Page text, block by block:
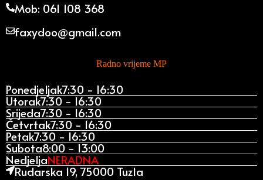
Mob: 061 108 368
faxydoo@gmail.com
Radno vrijeme MP
Ponedjeljak7:30 - 16:30
Utorak7:30 - 16:30
Srijeda7:30 - 16:30
Četvrtak7:30 - 16:30
Petak7:30 - 16:30
Subota8:00 - 13:00
NedjeljaNERADNA
Rudarska 19, 75000 Tuzla